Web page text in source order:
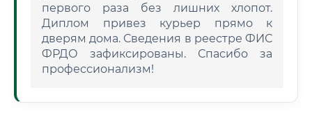
первого раза без лишних хлопот.
Диплом привез курьер прямо к
дверям дома. Сведения в реестре ФИС
ФРДО зафиксированы. Спасибо за
профессионализм!